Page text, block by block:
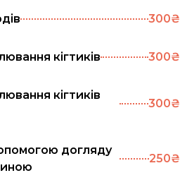
300₴
кігтиків 300₴
кігтиків
300₴
догляду
250₴